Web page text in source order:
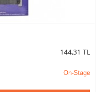
144,31 TL
On-Stage